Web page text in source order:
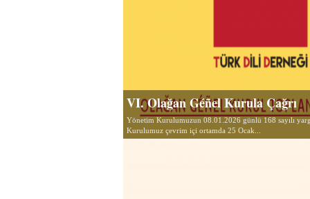
VI. Olağan Géñel Kurula Çağrı
Yönetim Kurulumuzun 08.01.2026 günlü 168 sayılı
Kurulumuz çevrim içi ortamda 25 Ocak...